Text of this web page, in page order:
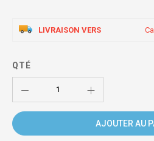
LIVRAISON VERS
QTÉ
AJOUTER AU